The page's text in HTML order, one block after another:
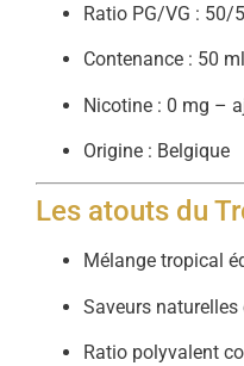
Ratio PG/VG : 50/
Contenance : 50
Nicotine : 0 mg –
Origine : Belgique
Les atouts du
Mélange tropical
Saveurs
Ratio polyvalent